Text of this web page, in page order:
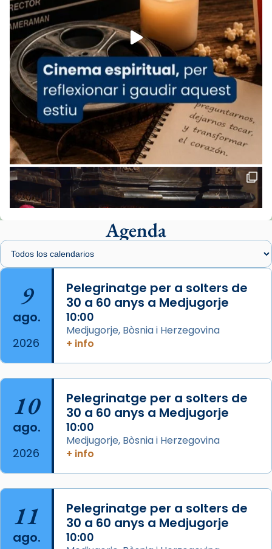
Foto
View on Facebook · Share
Arquebisbat de Barcelona
2 weeks ago
«Avui les santes Juliana i Semproniana ens
ajuden a alçar la mirada»
Mons. Sergi Gordo, bisbe de Tortosa, ha
presidit aquest 27 de juliol la missa de Les
Santes de Mataró.
🔗 tinyurl.com/cvu5jmbk
📸 J. Merino
de Barcelona.
2 weeks ago
Aquest dilluns, 27 de juliol, ha tingut lloc la
missa d’acció de gràcies en agraïment al
comitè organitzador de la visita apostòlica
del Sant Pare Lleó XIV a Barcelona, i als
col·laboradors, a la Catedral de Barcelona.
L’arquebisbe de Barcelona, el cardenal Joan
Josep Omella, ha presidit la missa i l’ha
concelebrat el bisbe auxiliar de Barcelona,
Mons. David Abadías.
📸 Dr. G. Simón
Foto
View on Facebook · Share
Arquebisbat de Barcelona
Agenda
9
ago.
2026
Pelegrinatge per a solters de
30 a 60 anys a Medjugorje
10:00
Medjugorje, Bòsnia i Herzegovina
+ info
10
ago.
2026
Pelegrinatge per a solters de
30 a 60 anys a Medjugorje
10:00
Medjugorje, Bòsnia i Herzegovina
+ info
11
ago.
Pelegrinatge per a solters de
30 a 60 anys a Medjugorje
10:00